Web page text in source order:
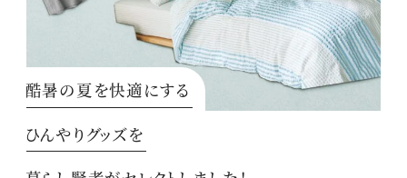
酷暑の夏を快適にする
ひんやりグッズを